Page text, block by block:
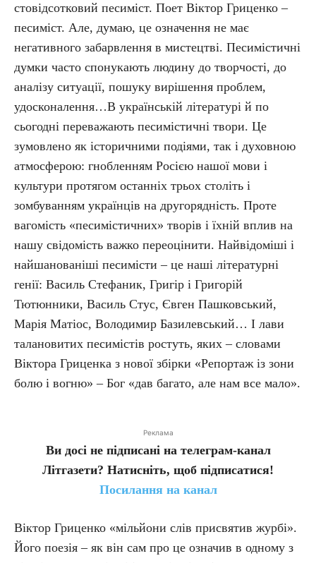
стовідсотковий песиміст. Поет Віктор Гриценко –
песиміст. Але, думаю, це означення не має
негативного забарвлення в мистецтві. Песимістичні
думки часто спонукають людину до творчості, до
аналізу ситуації, пошуку вирішення проблем,
удосконалення…В українській літературі й по
сьогодні переважають песимістичні твори. Це
зумовлено як історичними подіями, так і духовною
атмосферою: гнобленням Росією нашої мови і
культури протягом останніх трьох століть і
зомбуванням українців на другорядність. Проте
вагомість «песимістичних» творів і їхній вплив на
нашу свідомість важко переоцінити. Найвідоміші і
найшанованіші песимісти – це наші літературні
генії: Василь Стефаник, Григір і Григорій
Тютюнники, Василь Стус, Євген Пашковський,
Марія Матіос, Володимир Базилевський… І лави
талановитих песимістів ростуть, яких – словами
Віктора Гриценка з нової збірки «Репортаж із зони
болю і вогню» – Бог «дав багато, але нам все мало».
Реклама
Ви досі не підписані на телеграм-канал
Літгазети? Натисніть, щоб підписатися!
Посилання на канал
Віктор Гриценко «мільйони слів присвятив журбі».
Його поезія – як він сам про це означив в одному з